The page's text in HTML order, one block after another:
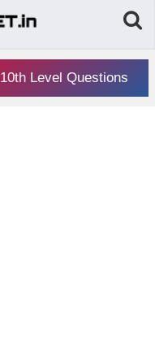
10th Level Questions